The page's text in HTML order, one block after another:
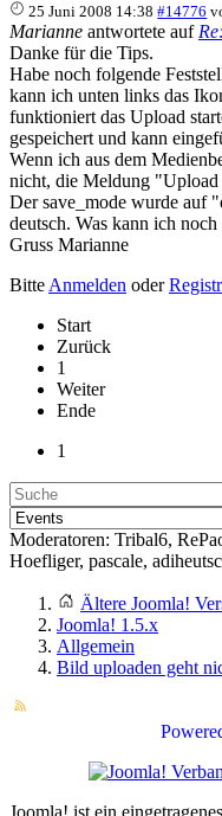
25 Juni 2008 14:38 #14776
Marianne antwortete auf
Danke für die Tips.
Habe noch folgende
kann ich unten links das
funktioniert das Upload
gespeichert und kann
Wenn ich aus dem
nicht, die Meldung
Der save_mode wurde auf
deutsch. Was kann ich
Gruss Marianne
Bitte Anmelden oder
Start
Zurück
1
Weiter
Ende
1
Moderatoren: Tribal6,
Hoefliger, pascale,
Ältere Joomla!
Joomla! 1.5.x
Allgemein
Bild uploaden geht
Joomla! ist ein